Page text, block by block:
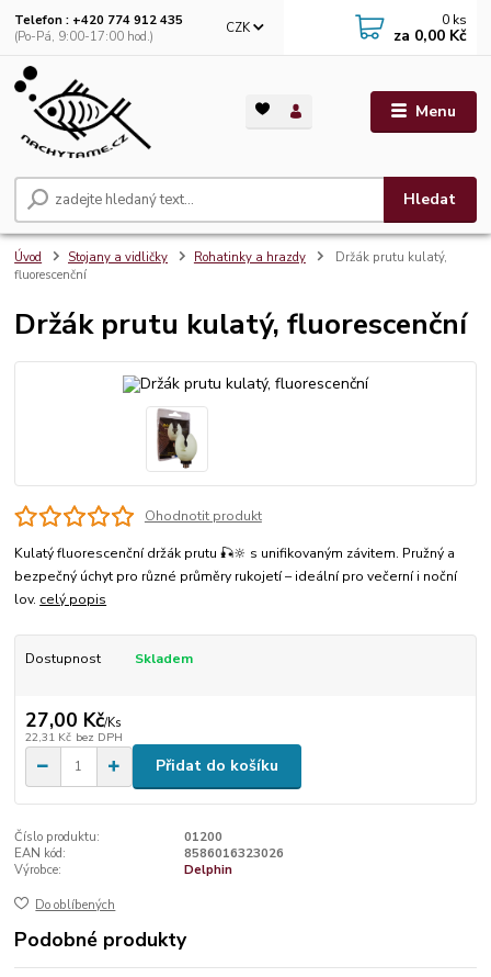
Menu
CZK
Hledat
Telefon : +420 774 912 435
(Po-Pá, 9:00-17:00 hod.)
0 ks
za 0,00 Kč
Úvod Stojany a vidličky Rohatinky a hrazdy
Držák prutu kulatý,
fluorescenční
Držák prutu kulatý, fluorescenční
Ohodnotit produkt
Kulatý fluorescenční držák prutu 🎣🔆 s unifikovaným závitem. Pružný a
bezpečný úchyt pro různé průměry rukojetí – ideální pro večerní i noční
lov. celý popis
Dostupnost Skladem
27,00 Kč/Ks
22,31 Kč bez DPH
Přidat do košíku
Číslo produktu:
01200
EAN kód:
8586016323026
Výrobce:
Delphin
Do oblíbených
Podobné produkty